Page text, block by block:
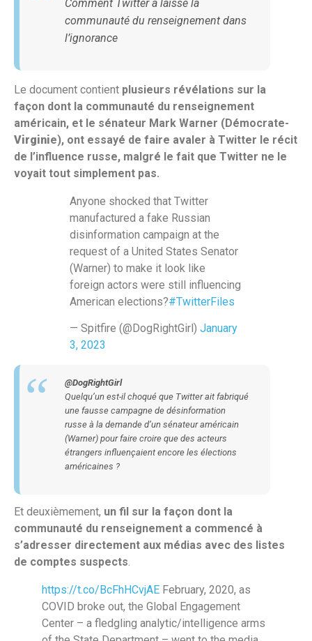
Comment Twitter a laissé la
communauté du renseignement dans
l’ignorance
Le document contient plusieurs révélations sur la
façon dont la communauté du renseignement
américain, et le sénateur Mark Warner (Démocrate-
Virginie), ont essayé de faire avaler à Twitter le récit
de l’influence russe, malgré le fait que Twitter ne le
voyait tout simplement pas.
Anyone shocked that Twitter
manufactured a fake Russian
disinformation campaign at the
request of a United States Senator
(Warner) to make it look like
foreign actors were still influencing
American elections?#TwitterFiles
— Spitfire (@DogRightGirl) January
3, 2023
@DogRightGirl
Quelqu’un est-il choqué que Twitter ait fabriqué
une fausse campagne de désinformation
russe à la demande d’un sénateur américain
(Warner) pour faire croire que des acteurs
étrangers influençaient encore les élections
américaines ?
Et deuxièmement, un fil sur la façon dont la
communauté du renseignement a commencé à
s’adresser directement aux médias avec des listes
de comptes suspects
https://t.co/BcFhHCvjAE February, 2020, as
COVID broke out, the Global Engagement
Center – a fledgling analytic/intelligence arms